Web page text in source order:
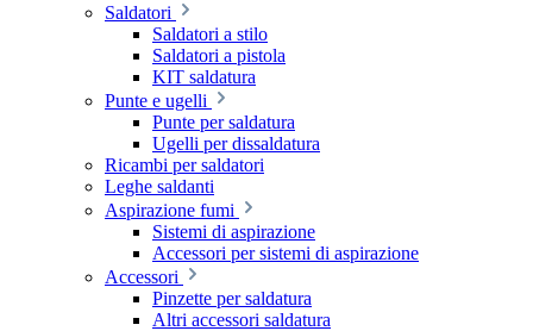
Saldatori
Saldatori a stilo
Saldatori a pistola
KIT saldatura
Punte e ugelli
Punte per saldatura
Ugelli per dissaldatura
Ricambi per saldatori
Leghe saldanti
Aspirazione fumi
Sistemi di aspirazione
Accessori per sistemi di aspirazione
Accessori
Pinzette per saldatura
Altri accessori saldatura